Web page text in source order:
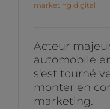
marketing digital
Acteur
automobile
s'est tourné
monter en
marketing.